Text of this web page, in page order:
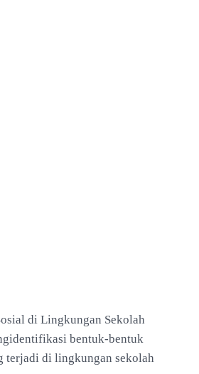
di Lingkungan Sekolah
bentuk-bentuk
terjadi di lingkungan sekolah